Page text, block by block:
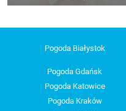
Pogoda Białystok
Pogoda Gdańsk
Pogoda Katowice
Pogoda Kraków